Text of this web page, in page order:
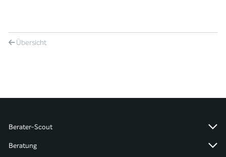
Übersicht
Berater-Scout
Beratung